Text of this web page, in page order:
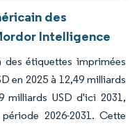
des
Intelligence
des étiquettes imprimées
en 2025 à 12,49 milliards
milliards USD d'ici 2031,
2026-2031. Cette